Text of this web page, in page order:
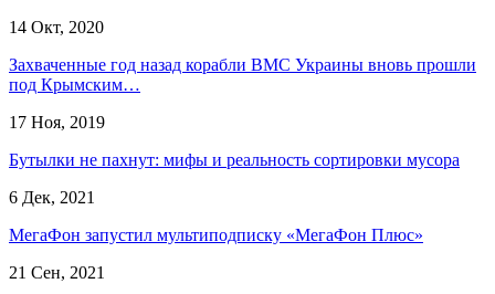
14 Окт, 2020
Захваченные год назад корабли ВМС Украины вновь прошли
под Крымским…
17 Ноя, 2019
Бутылки не пахнут: мифы и реальность сортировки мусора
6 Дек, 2021
МегаФон запустил мультиподписку «МегаФон Плюс»
21 Сен, 2021